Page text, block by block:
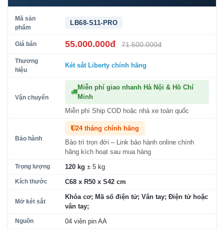
Mã sản
phẩm
LB68-S11-PRO
Giá bán 55.000.000đ 71.500.000đ
Thương
hiệu
Két sắt Liberty chính hãng
Vận chuyển
Miễn phí giao nhanh Hà Nội & Hồ Chí
Minh
Miễn phí Ship COD hoặc nhà xe toàn quốc
Bảo hành
24 tháng chính hãng
Bảo trì trọn đời – Link bảo hành online chính
hãng kích hoạt sau mua hàng
Trọng lượng 120 kg ± 5 kg
Kích thước C68 x R50 x S42 cm
Mở két sắt
Khóa cơ; Mã số điện tử; Vân tay; Điện tử hoặc
vân tay;
Nguồn 04 viên pin AA